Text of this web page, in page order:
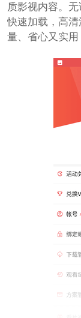
质影视内容。无
快速加载，高
量、省心又实用